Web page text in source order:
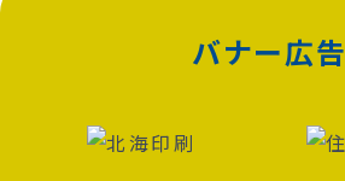
バナー広告